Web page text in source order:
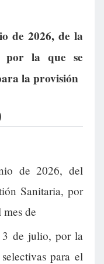
de 2026, de la
por la que se
la provisión
de 2026, del
Sanitaria, por
de
3 de julio, por la
para el